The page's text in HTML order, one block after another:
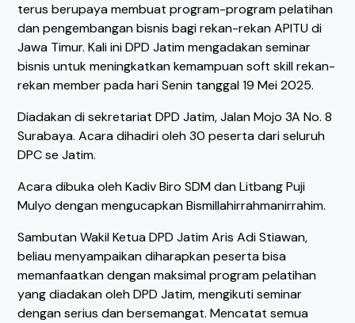
terus berupaya membuat program-program pelatihan
dan pengembangan bisnis bagi rekan-rekan APITU di
Jawa Timur. Kali ini DPD Jatim mengadakan seminar
bisnis untuk meningkatkan kemampuan soft skill rekan-
rekan member pada hari Senin tanggal 19 Mei 2025.
Diadakan di sekretariat DPD Jatim, Jalan Mojo 3A No. 8
Surabaya. Acara dihadiri oleh 30 peserta dari seluruh
DPC se Jatim.
Acara dibuka oleh Kadiv Biro SDM dan Litbang Puji
Mulyo dengan mengucapkan Bismillahirrahmanirrahim.
Sambutan Wakil Ketua DPD Jatim Aris Adi Stiawan,
beliau menyampaikan diharapkan peserta bisa
memanfaatkan dengan maksimal program pelatihan
yang diadakan oleh DPD Jatim, mengikuti seminar
dengan serius dan bersemangat. Mencatat semua